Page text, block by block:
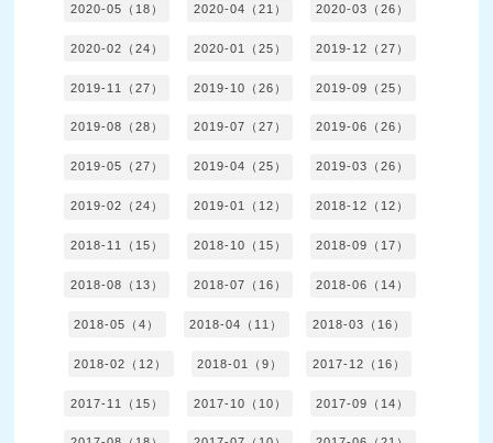
2020-05（18） 2020-04（21） 2020-03（26）
2020-02（24） 2020-01（25） 2019-12（27）
2019-11（27） 2019-10（26） 2019-09（25）
2019-08（28） 2019-07（27） 2019-06（26）
2019-05（27） 2019-04（25） 2019-03（26）
2019-02（24） 2019-01（12） 2018-12（12）
2018-11（15） 2018-10（15） 2018-09（17）
2018-08（13） 2018-07（16） 2018-06（14）
2018-05（4） 2018-04（11） 2018-03（16）
2018-02（12） 2018-01（9） 2017-12（16）
2017-11（15） 2017-10（10） 2017-09（14）